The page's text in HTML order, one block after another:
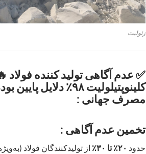
زئولیت
✅ عدم آگاهی تولید کننده فولاد
کلینوپتیلولیت ۹۸٪
مصرف جهانی :
تخمین عدم آگاهی :
حدود ۲۰٪ تا ۳۰٪
از تولیدکنندگان فولاد